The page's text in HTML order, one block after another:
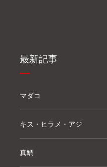
最新記事
マダコ
キス・ヒラメ・アジ
真鯛